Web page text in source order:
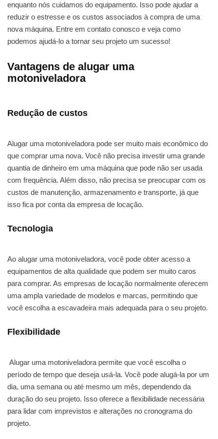
enquanto nós cuidamos do equipamento. Isso pode ajudar a
reduzir o estresse e os custos associados à compra de uma
nova máquina. Entre em contato conosco e veja como
podemos ajudá-lo a tornar seu projeto um sucesso!
Vantagens de alugar uma
motoniveladora
Redução de custos
Alugar uma motoniveladora pode ser muito mais econômico do
que comprar uma nova. Você não precisa investir uma grande
quantia de dinheiro em uma máquina que pode não ser usada
com frequência. Além disso, não precisa se preocupar com os
custos de manutenção, armazenamento e transporte, já que
isso fica por conta da empresa de locação.
Tecnologia
Ao alugar uma motoniveladora, você pode obter acesso a
equipamentos de alta qualidade que podem ser muito caros
para comprar. As empresas de locação normalmente oferecem
uma ampla variedade de modelos e marcas, permitindo que
você escolha a escavadeira mais adequada para o seu projeto.
Flexibilidade
Alugar uma motoniveladora permite que você escolha o
período de tempo que deseja usá-la. Você pode alugá-la por um
dia, uma semana ou até mesmo um mês, dependendo da
duração do seu projeto. Isso oferece a flexibilidade necessária
para lidar com imprevistos e alterações no cronograma do
projeto.